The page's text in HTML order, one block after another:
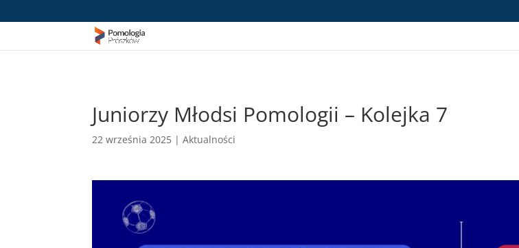
Juniorzy Młodsi Pomologii – Kolejka 7
22 września 2025 |Aktualności